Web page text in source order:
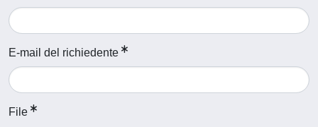
E-mail del richiedente
File